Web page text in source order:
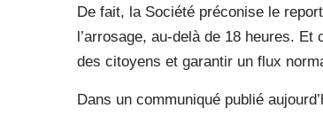
De fait, la Société préconise le
l’arrosage, au-delà de 18 heures.
des citoyens et garantir un flux
Dans un communiqué publié